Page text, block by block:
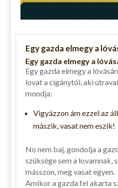
Egy gazda elmegy a
Egy gazda elmegy a
Egy gazda elmegy a
lovat a cigánytól, aki
mondja:
Vigyázzon ám ezzel az
mászik, vasat nem eszik!
No nem baj, gondolja a
szüksége sem a lovamnak,
másszon, meg vasat egyen.
Amikor a gazda fel akarta